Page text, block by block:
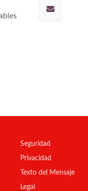
Seguridad
Privacidad
Texto del Mensaje
Legal